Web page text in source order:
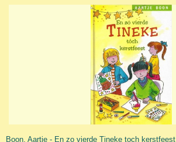
Boon, Aartje - En zo vierde Tineke toch kerstfeest